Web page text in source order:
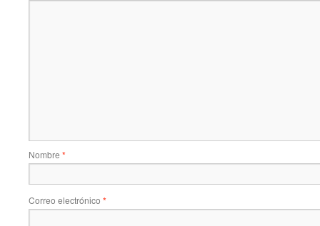
Nombre *
Correo electrónico *